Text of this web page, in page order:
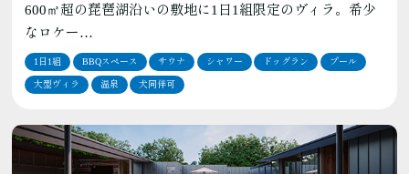
600㎡超の琵琶湖沿いの敷地に1日1組限定のヴィラ。希少
なロケー…
1日1組 BBQスペース サウナ シャワー ドッグラン プール
大型ヴィラ 温泉 犬同伴可